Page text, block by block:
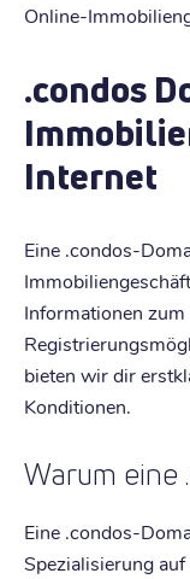
Online-
.condos
Internet
Eine .condos-
Informationen
bieten wir dir
Konditionen.
Warum eine
Eine .condos-
Spezialisierung